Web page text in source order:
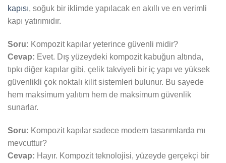
kapısı, soğuk bir iklimde yapılacak en akıllı ve en verimli
kapı yatırımıdır.
Soru: Kompozit kapılar yeterince güvenli midir?
Cevap: Evet. Dış yüzeydeki kompozit kabuğun altında,
tıpkı diğer kapılar gibi, çelik takviyeli bir iç yapı ve yüksek
güvenlikli çok noktalı kilit sistemleri bulunur. Bu sayede
hem maksimum yalıtım hem de maksimum güvenlik
sunarlar.
Soru: Kompozit kapılar sadece modern tasarımlarda mı
mevcuttur?
Cevap: Hayır. Kompozit teknolojisi, yüzeyde gerçekçi bir